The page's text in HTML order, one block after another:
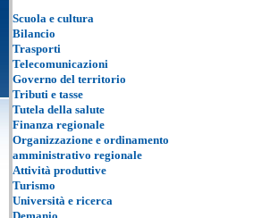
Scuola e cultura
Bilancio
Trasporti
Telecomunicazioni
Governo del territorio
Tributi e tasse
Tutela della salute
Finanza regionale
Organizzazione e ordinamento
amministrativo regionale
Attività produttive
Turismo
Università e ricerca